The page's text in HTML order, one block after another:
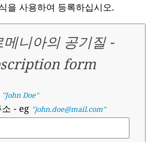
을 사용하여 등록하십시오.
메니아의 공기질-
form
"John Doe"
- eg "john.doe@mail.com"